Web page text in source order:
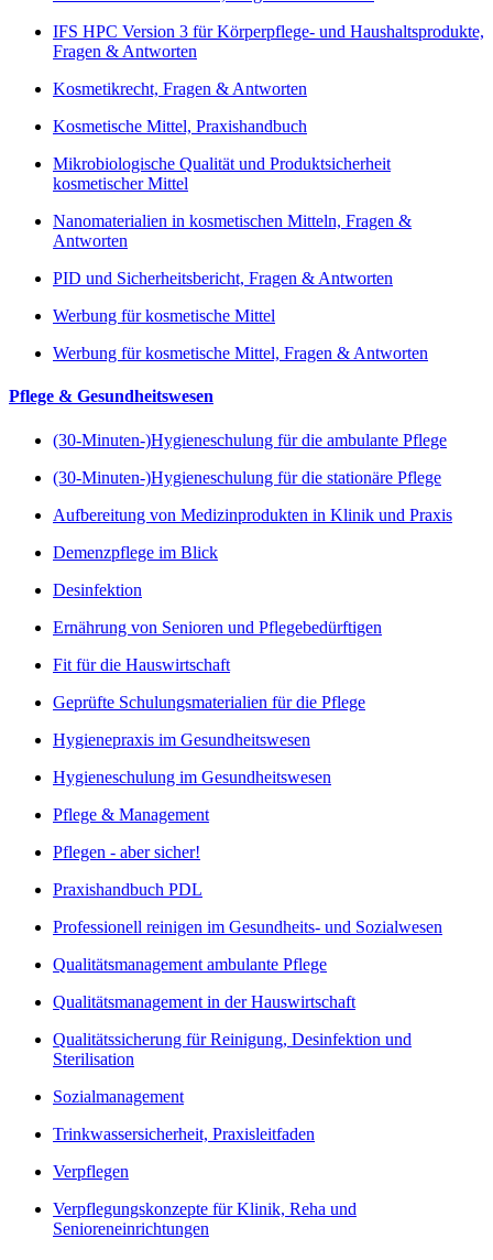
IFS HPC Version 3 für Körperpflege- und Haushaltsprodukte,
Fragen & Antworten
Kosmetikrecht, Fragen & Antworten
Kosmetische Mittel, Praxishandbuch
Mikrobiologische Qualität und Produktsicherheit
kosmetischer Mittel
Nanomaterialien in kosmetischen Mitteln, Fragen &
Antworten
PID und Sicherheitsbericht, Fragen & Antworten
Werbung für kosmetische Mittel
Werbung für kosmetische Mittel, Fragen & Antworten
Pflege & Gesundheitswesen
(30-Minuten-)Hygieneschulung für die ambulante Pflege
(30-Minuten-)Hygieneschulung für die stationäre Pflege
Aufbereitung von Medizinprodukten in Klinik und Praxis
Demenzpflege im Blick
Desinfektion
Ernährung von Senioren und Pflegebedürftigen
Fit für die Hauswirtschaft
Geprüfte Schulungsmaterialien für die Pflege
Hygienepraxis im Gesundheitswesen
Hygieneschulung im Gesundheitswesen
Pflege & Management
Pflegen - aber sicher!
Praxishandbuch PDL
Professionell reinigen im Gesundheits- und Sozialwesen
Qualitätsmanagement ambulante Pflege
Qualitätsmanagement in der Hauswirtschaft
Qualitätssicherung für Reinigung, Desinfektion und
Sterilisation
Sozialmanagement
Trinkwassersicherheit, Praxisleitfaden
Verpflegen
Verpflegungskonzepte für Klinik, Reha und
Senioreneinrichtungen